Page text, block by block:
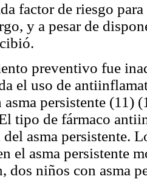
factor de riesgo
y a pesar de
preventivo fue
el uso de
persistente (11)
tipo de fármaco
del asma persistente.
el asma persistente
dos niños con asma